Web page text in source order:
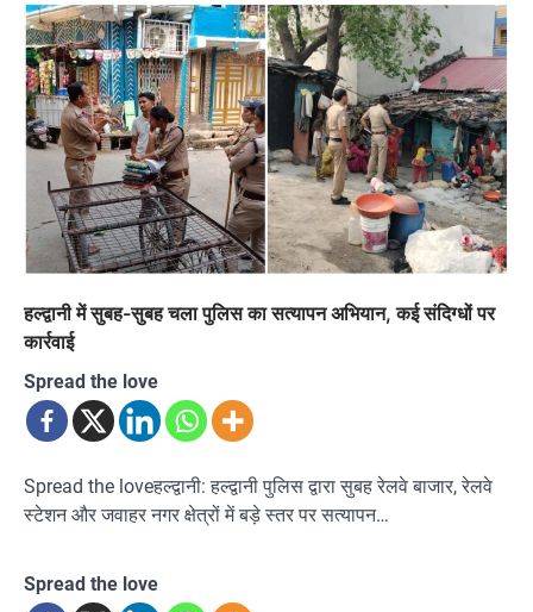
हल्द्वानी में सुबह-सुबह चला पुलिस का सत्यापन अभियान, कई संदिग्धों पर
कार्रवाई
Spread the love
Spread the loveहल्द्वानी: हल्द्वानी पुलिस द्वारा सुबह रेलवे बाजार, रेलवे
स्टेशन और जवाहर नगर क्षेत्रों में बड़े स्तर पर सत्यापन…
Spread the love